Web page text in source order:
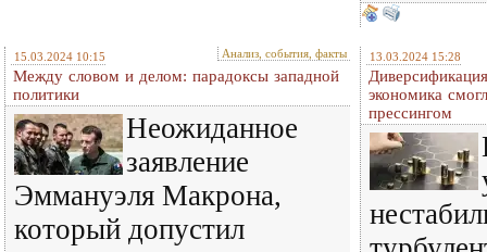
15.03.2024 10:15 Анализ, события, факты
Между словом и делом: парадоксы западной
политики
Неожиданное
заявление
Эммануэля Макрона,
который допустил
13.03.2024 15:28
экономика
прессингом